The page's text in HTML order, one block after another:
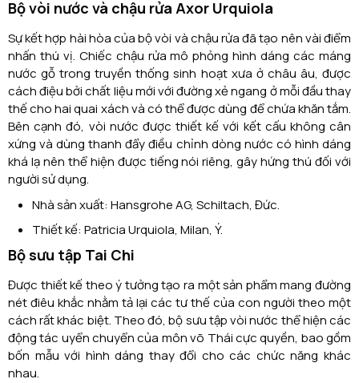
Bộ vòi nước và chậu rửa Axor Urquiola
Sự kết hợp hài hòa của bộ vòi và chậu rửa đã tạo nên vài điểm
nhấn thú vị. Chiếc chậu rửa mô phỏng hình dáng các máng
nước gỗ trong truyền thống sinh hoạt xưa ở châu âu, được
cách điệu bởi chất liệu mới với đường xẻ ngang ở mỗi đầu thay
thế cho hai quai xách và có thể được dùng để chứa khăn tắm.
Bên cạnh đó, vòi nước được thiết kế với kết cấu không cân
xứng và dùng thanh đẩy điều chỉnh dòng nước có hình dáng
khá lạ nên thể hiện được tiếng nói riêng, gây hứng thú đối với
người sử dụng.
Nhà sản xuất: Hansgrohe AG, Schiltach, Đức.
Thiết kế: Patricia Urquiola, Milan, Ý.
Bộ sưu tập Tai Chi
Được thiết kế theo ý tưởng tạo ra một sản phẩm mang đường
nét điêu khắc nhằm tả lại các tư thế của con người theo một
cách rất khác biệt. Theo đó, bộ sưu tập vòi nước thể hiện các
động tác uyển chuyển của môn võ Thái cực quyền, bao gồm
bốn mẫu với hình dáng thay đổi cho các chức năng khác
nhau.